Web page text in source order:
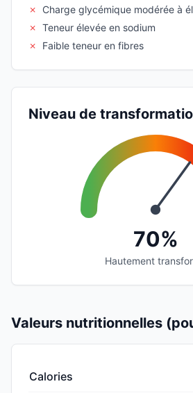
✗
Charge glycémique modérée à
✗ Teneur élevée en sodium
✗
Faible teneur en fibres
Niveau de
70%
Hautement
Valeurs nutritionnelles
Calories